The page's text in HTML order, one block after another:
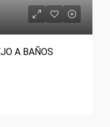
A BAÑOS